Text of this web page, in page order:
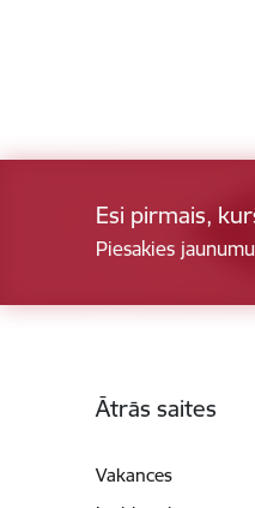
Esi pirmais,
Piesakies
Ātrās saites
Vakances